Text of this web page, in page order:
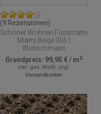
(9 Rezensionen)
Schöner Wohnen Fussmatte
Miami Beige 006 |
Wunschmass
Grundpreis: 99,95 €/ m2
inkl. ges. MwSt. zzgl.
Versandkosten